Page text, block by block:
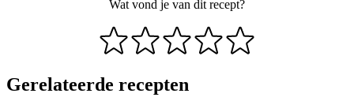
Wat vond je van dit recept?
Gerelateerde recepten